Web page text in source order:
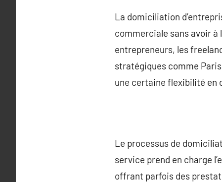
La domiciliation
commerciale sans avoir à
entrepreneurs, les
stratégiques comme
une certaine flexibilité en
Le processus de
service prend en charge
offrant parfois des